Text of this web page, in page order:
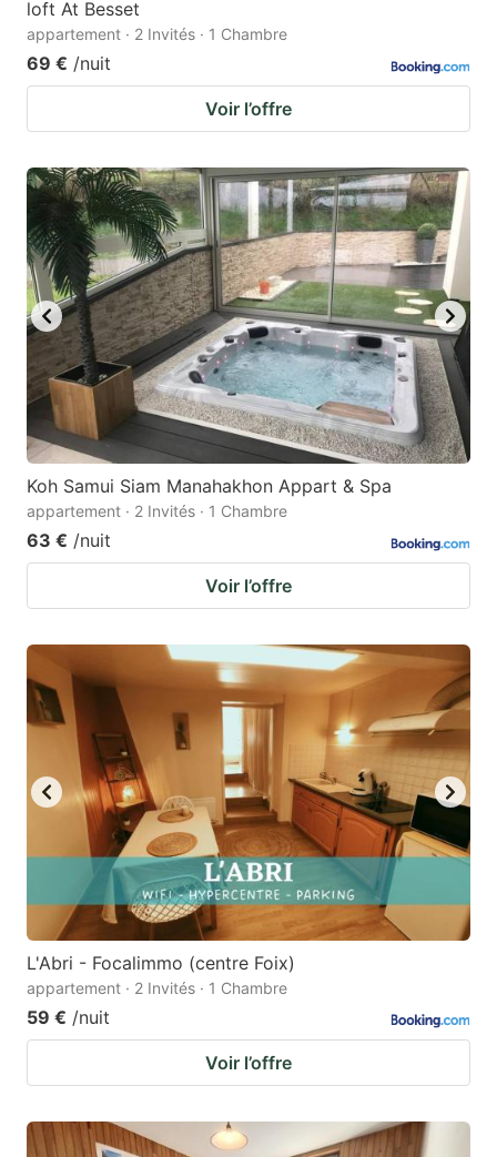
loft At Besset
appartement · 2 Invités · 1 Chambre
69 € /nuit
Voir l’offre
Koh Samui Siam Manahakhon Appart & Spa
appartement · 2 Invités · 1 Chambre
63 € /nuit
Voir l’offre
L'Abri - Focalimmo (centre Foix)
appartement · 2 Invités · 1 Chambre
59 € /nuit
Voir l’offre